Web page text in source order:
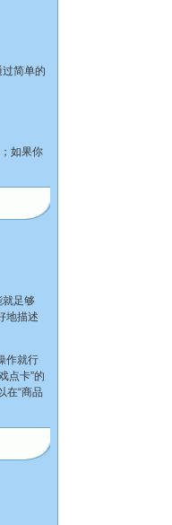
简单的
如果你
足够
地描述
作就行
点卡”的
在“商品